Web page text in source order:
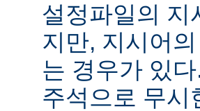
설정파일의 지
지만, 지시어
는 경우가 있
주석으로 무시